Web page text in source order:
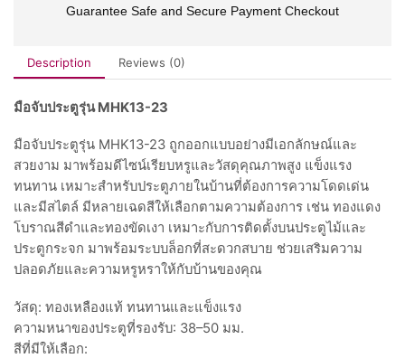
Guarantee Safe and Secure Payment Checkout
Description Reviews (0)
มือจับประตูรุ่น MHK13-23
มือจับประตูรุ่น MHK13-23 ถูกออกแบบอย่างมีเอกลักษณ์และ
สวยงาม มาพร้อมดีไซน์เรียบหรูและวัสดุคุณภาพสูง แข็งแรง
ทนทาน เหมาะสำหรับประตูภายในบ้านที่ต้องการความโดดเด่น
และมีสไตล์ มีหลายเฉดสีให้เลือกตามความต้องการ เช่น ทองแดง
โบราณสีดำและทองขัดเงา เหมาะกับการติดตั้งบนประตูไม้และ
ประตูกระจก มาพร้อมระบบล็อกที่สะดวกสบาย ช่วยเสริมความ
ปลอดภัยและความหรูหราให้กับบ้านของคุณ
วัสดุ: ทองเหลืองแท้ ทนทานและแข็งแรง
ความหนาของประตูที่รองรับ: 38–50 มม.
สีที่มีให้เลือก: